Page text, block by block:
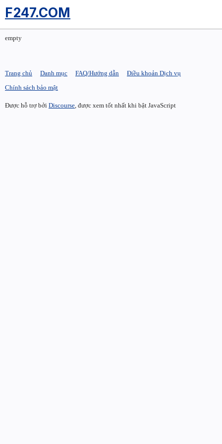
F247.COM
empty
Trang chủ Danh mục FAQ/Hướng dẫn
Điều khoản Dịch vụ
Chính sách bảo mật
Được hỗ trợ bởi Discourse , được xem tốt nhất khi bật JavaScript